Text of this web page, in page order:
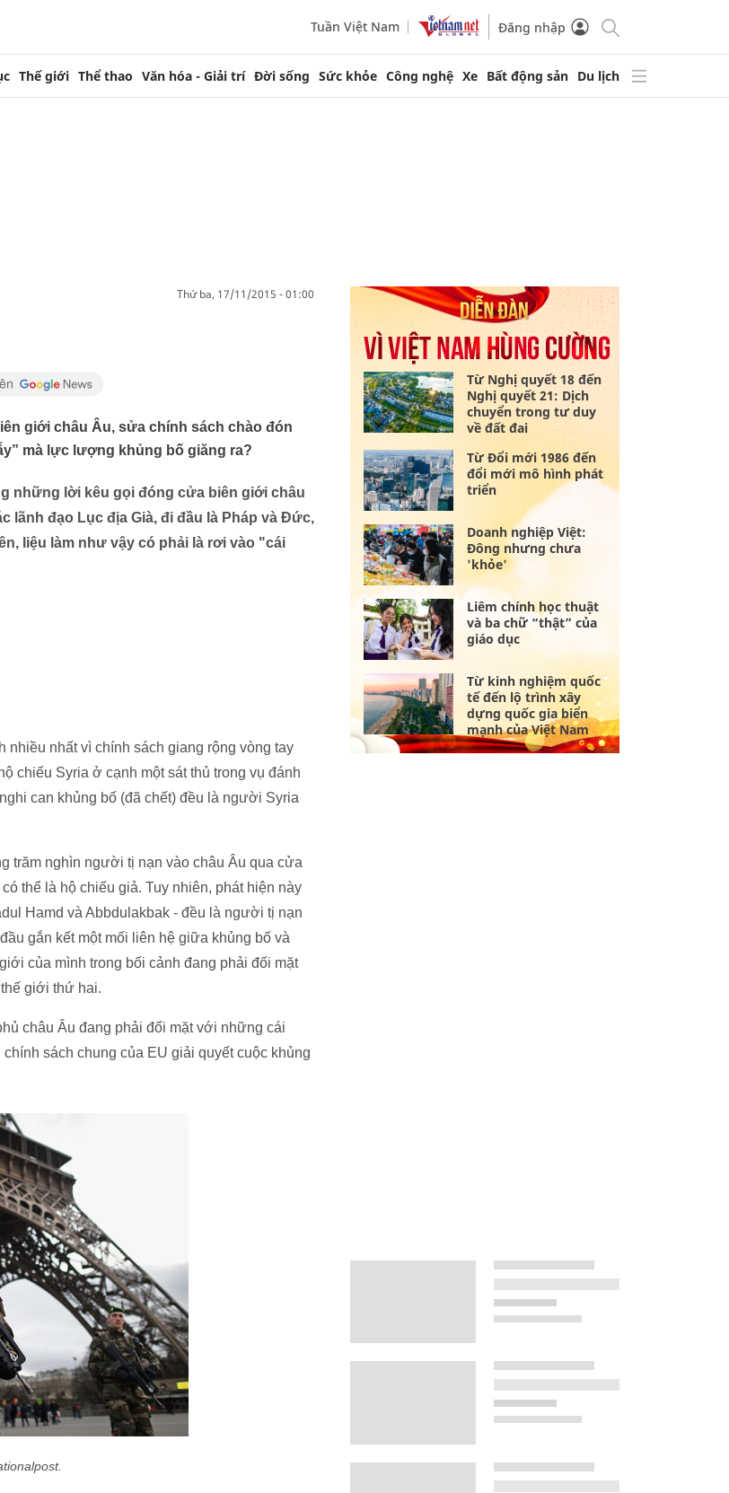
Tuần Việt Nam Đăng nhập
Thế giới Thể thao Văn hóa - Giải trí Đời sống Sức khỏe Công nghệ Xe Bất động sản Du lịch
thứ ba, 17/11/2015 - 01:00
giới châu Âu, sửa chính sách chào đón
mà lực lượng khủng bố giăng ra?
những lời kêu gọi đóng cửa biên giới châu
lãnh đạo Lục địa Già, đi đầu là Pháp và Đức,
liệu làm như vậy có phải là rơi vào "cái
nhất vì chính sách giang rộng vòng tay
chiếu Syria ở cạnh một sát thủ trong vụ đánh
can khủng bố (đã chết) đều là người Syria
trăm nghìn người tị nạn vào châu Âu qua cửa
thể là hộ chiếu giả. Tuy nhiên, phát hiện này
Hamd và Abbdulakbak - đều là người tị nạn
gắn kết một mối liên hệ giữa khủng bố và
của mình trong bối cảnh đang phải đối mặt
giới thứ hai.
châu Âu đang phải đối mặt với những cái
sách chung của EU giải quyết cuộc khủng
Từ Nghị quyết 18 đến
Nghị quyết 21: Dịch
chuyển trong tư duy
về đất đai
Từ Đổi mới 1986 đến
đổi mới mô hình phát
triển
Doanh nghiệp Việt:
Đông nhưng chưa
'khỏe'
Liêm chính học thuật
và ba chữ “thật” của
giáo dục
Từ kinh nghiệm quốc
tế đến lộ trình xây
dựng quốc gia biển
mạnh của Việt Nam